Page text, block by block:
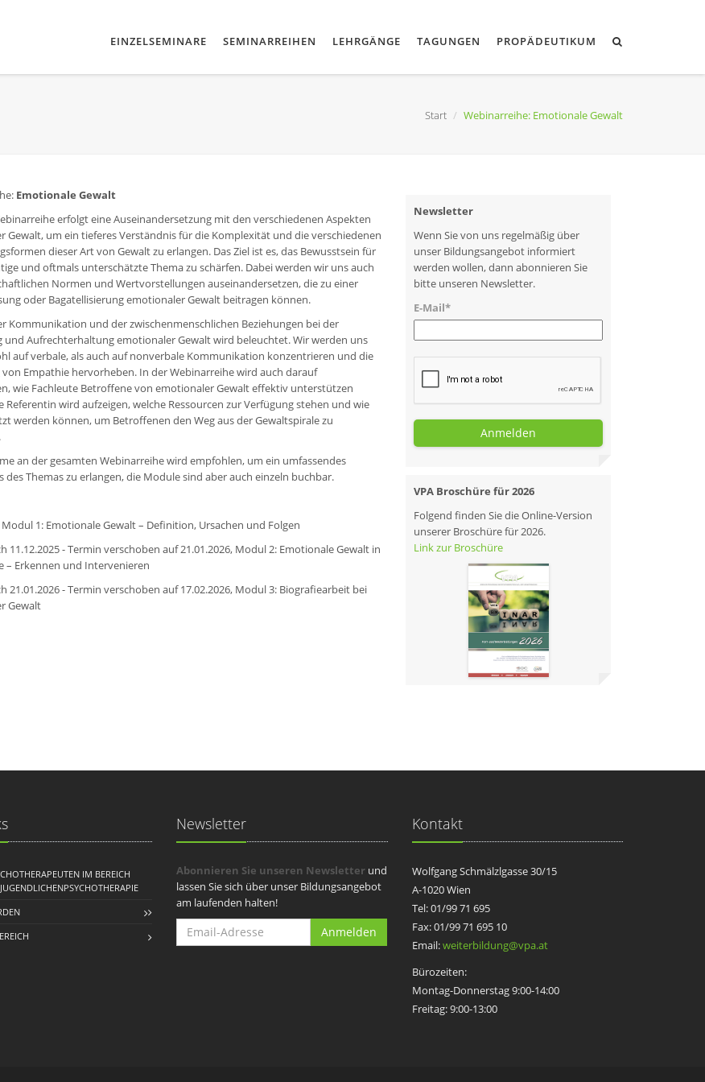
EINZELSEMINARE SEMINARREIHEN LEHRGÄNGE TAGUNGEN PROPÄDEUTIKUM
Start Webinarreihe: Emotionale Gewalt
Emotionale Gewalt
erfolgt eine Auseinandersetzung mit den verschiedenen Aspekten
Gewalt, um ein tieferes Verständnis für die Komplexität und die verschiedenen
dieser Art von Gewalt zu erlangen. Das Ziel ist es, das Bewusstsein für
und oftmals unterschätzte Thema zu schärfen. Dabei werden wir uns auch
Normen und Wertvorstellungen auseinandersetzen, die zu einer
oder Bagatellisierung emotionaler Gewalt beitragen können.
Kommunikation und der zwischenmenschlichen Beziehungen bei der
und Aufrechterhaltung emotionaler Gewalt wird beleuchtet. Wir werden uns
auf verbale, als auch auf nonverbale Kommunikation konzentrieren und die
Empathie hervorheben. In der Webinarreihe wird auch darauf
wie Fachleute Betroffene von emotionaler Gewalt effektiv unterstützen
Referentin wird aufzeigen, welche Ressourcen zur Verfügung stehen und wie
werden können, um Betroffenen den Weg aus der Gewaltspirale zu
an der gesamten Webinarreihe wird empfohlen, um ein umfassendes
des Themas zu erlangen, die Module sind aber auch einzeln buchbar.
Modul 1: Emotionale Gewalt – Definition, Ursachen und Folgen
11.12.2025 - Termin verschoben auf 21.01.2026, Modul 2: Emotionale Gewalt in
– Erkennen und Intervenieren
21.01.2026 - Termin verschoben auf17.02.2026, Modul 3: Biografiearbeit bei
Gewalt
Newsletter
Wenn Sie von uns regelmäßig über
unser Bildungsangebot informiert
werden wollen, dann abonnieren Sie
bitte unseren Newsletter.
E-Mail*
Anmelden
VPA Broschüre für 2026
Folgend finden Sie die Online-Version
unserer Broschüre für 2026.
Link zur Broschüre
IM BEREICH
Newsletter
Abonnieren Sie unseren Newsletter und
lassen Sie sich über unser Bildungsangebot
am laufenden halten!
Anmelden
Kontakt
Wolfgang Schmälzlgasse 30/15
A-1020 Wien
Tel: 01/99 71 695
Fax: 01/99 71 695 10
Email:weiterbildung@vpa.at
Bürozeiten:
Montag-Donnerstag 9:00-14:00
Freitag: 9:00-13:00